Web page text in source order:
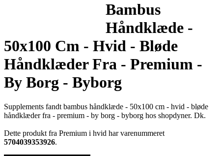
Bambus
Håndklæde -
50x100 Cm - Hvid - Bløde
Håndklæder Fra - Premium -
By Borg - Byborg
Supplements fandt bambus håndklæde - 50x100 cm - hvid - bløde
håndklæder fra - premium - by borg - byborg hos shopdyner. Dk.
Dette produkt fra Premium i hvid har varenummeret
5704039353926.